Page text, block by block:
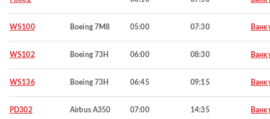
WS100 Boeing 7M8 05:00 07:30
WS102 Boeing 73H 06:00 08:30
WS136 Boeing 73H 06:45 09:15
PD302 Airbus A350 07:00 14:35